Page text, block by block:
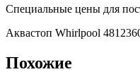
Специальные цены для
Аквастоп Whirlpool
Похожие